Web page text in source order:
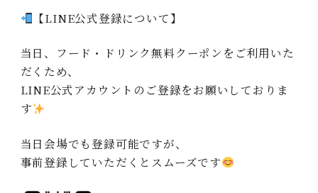
【LINE公式登録について】
当日、フード・ドリンク無料クーポンをご利用いた
だくため、
LINE公式アカウントのご登録をお願いしておりま
す
当日会場でも登録可能ですが、
事前登録していただくとスムーズです